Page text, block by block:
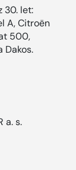
30. let:
A, Citroën
500,
Dakos.
a. s.